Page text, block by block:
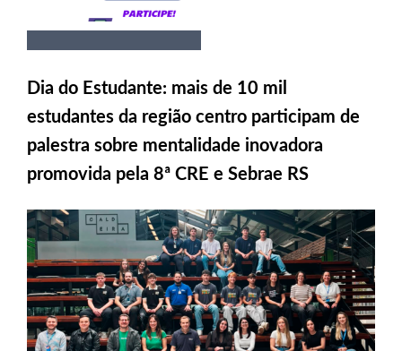
Dia do Estudante: mais de 10 mil
estudantes da região centro participam de
palestra sobre mentalidade inovadora
promovida pela 8ª CRE e Sebrae RS